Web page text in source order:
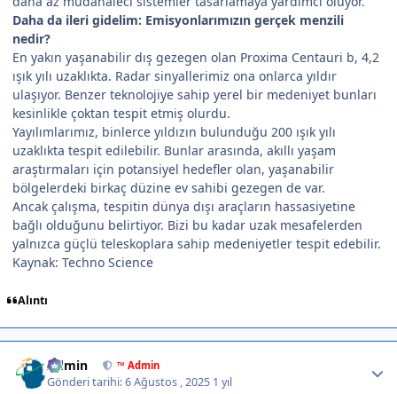
Daha da ileri gidelim: Emisyonlarımızın gerçek menzili
nedir?
En yakın yaşanabilir dış gezegen olan Proxima Centauri b, 4,2
ışık yılı uzaklıkta. Radar sinyallerimiz ona onlarca yıldır
ulaşıyor. Benzer teknolojiye sahip yerel bir medeniyet bunları
kesinlikle çoktan tespit etmiş olurdu.
Yayılımlarımız, binlerce yıldızın bulunduğu 200 ışık yılı
uzaklıkta tespit edilebilir. Bunlar arasında, akıllı yaşam
araştırmaları için potansiyel hedefler olan, yaşanabilir
bölgelerdeki birkaç düzine ev sahibi gezegen de var.
Ancak çalışma, tespitin dünya dışı araçların hassasiyetine
bağlı olduğunu belirtiyor. Bizi bu kadar uzak mesafelerden
yalnızca güçlü teleskoplara sahip medeniyetler tespit edebilir.
Kaynak: Techno Science
Alıntı
Admin ™ Admin
Gönderi tarihi:6 Ağustos , 2025 1 yıl